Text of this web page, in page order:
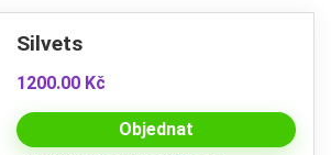
Silvets
1200.00 Kč
Objednat